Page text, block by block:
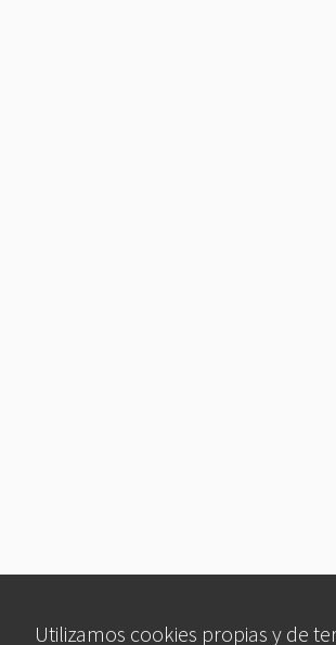
Utilizamos cookies propias y de